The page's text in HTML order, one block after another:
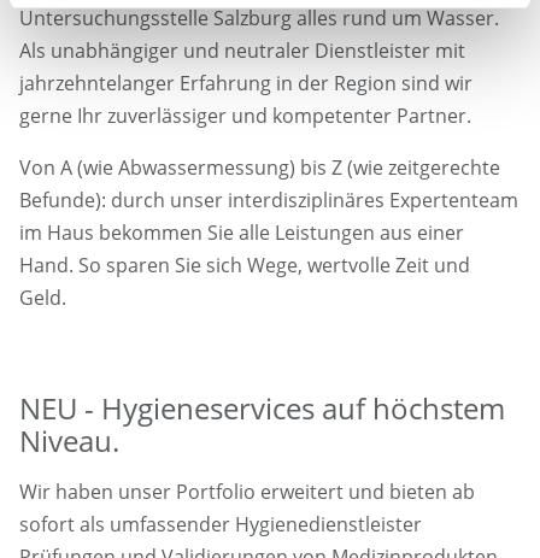
Untersuchungsstelle Salzburg alles rund um Wasser.
Als unabhängiger und neutraler Dienstleister mit
jahrzehntelanger Erfahrung in der Region sind wir
gerne Ihr zuverlässiger und kompetenter Partner.
Von A (wie Abwassermessung) bis Z (wie zeitgerechte
Befunde): durch unser interdisziplinäres Expertenteam
im Haus bekommen Sie alle Leistungen aus einer
Hand. So sparen Sie sich Wege, wertvolle Zeit und
Geld.
NEU - Hygieneservices auf höchstem
Niveau.
Wir haben unser Portfolio erweitert und bieten ab
sofort als umfassender Hygienedienstleister